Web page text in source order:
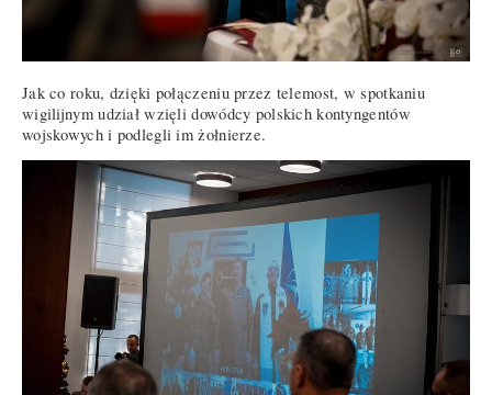
Jak co roku, dzięki połączeniu przez telemost, w spotkaniu
wigilijnym udział wzięli dowódcy polskich kontyngentów
wojskowych i podlegli im żołnierze.